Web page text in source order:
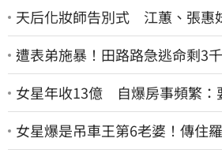
天后化妝師告別式 江蕙、張惠
遭表弟施暴！田路路急逃命剩3
女星年收13億 自爆房事頻繁：
女星爆是吊車王第6老婆！傳住